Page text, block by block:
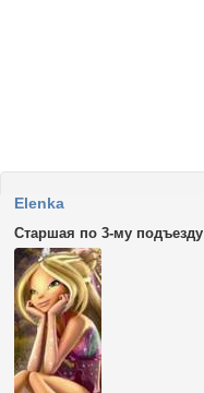
Elenka
Старшая по 3-му подъезду